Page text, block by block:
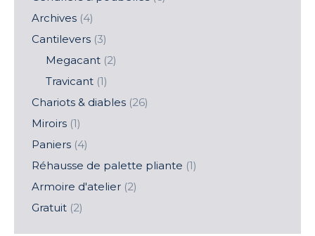
Archives (4)
Cantilevers (3)
Megacant (2)
Travicant (1)
Chariots & diables (26)
Miroirs (1)
Paniers (4)
Réhausse de palette pliante (1)
Armoire d'atelier (2)
Gratuit (2)